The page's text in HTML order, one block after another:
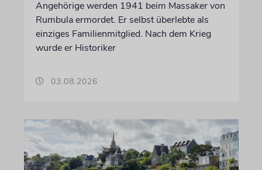
Angehörige werden 1941 beim Massaker von
Rumbula ermordet. Er selbst überlebte als
einziges Familienmitglied. Nach dem Krieg
wurde er Historiker
03.08.2026